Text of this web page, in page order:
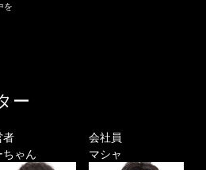
を
ー
者
ちゃん
会社員
マシャ